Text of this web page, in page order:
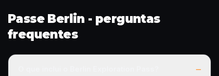
Passe Berlin - perguntas
frequentes
–